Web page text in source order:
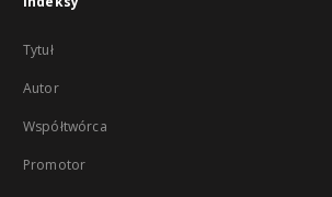
Tytuł
Autor
Współtwórca
Promotor